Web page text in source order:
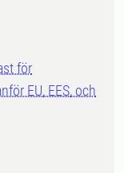
för
EU, EES, och